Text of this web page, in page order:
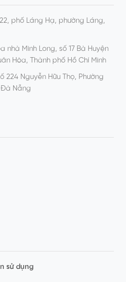
phố Láng Hạ, phường Láng,
nhà Minh Long, số 17 Bà Huyện
Hòa, Thành phố Hồ Chí Minh
224 Nguyễn Hữu Thọ, Phường
Đà Nẵng
sử dụng